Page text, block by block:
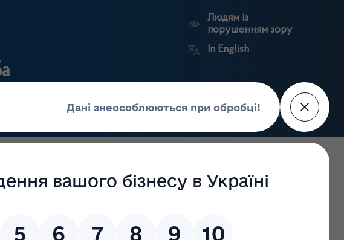
Людям із
порушенням зору
In English
Прес-центр Пошук
крові та
сертифікація
нагляд
реєстри
портал
Держлікслужби